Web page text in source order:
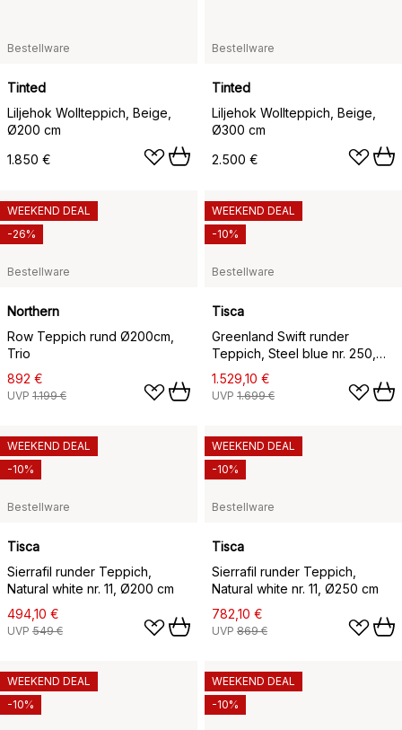
Bestellware
Tinted
Liljehok Wollteppich, Beige,
Ø200 cm
1.850 €
Bestellware
Tinted
Liljehok Wollteppich, Beige,
Ø300 cm
2.500 €
Bestellware
Northern
Row Teppich rund Ø200cm,
Trio
892 €
UVP 1.199 €
WEEKEND DEAL
-26%
Bestellware
Tisca
Greenland Swift runder
Teppich, Steel blue nr. 250,
Ø300 cm
1.529,10 €
UVP 1.699 €
WEEKEND DEAL
-10%
Bestellware
Tisca
Sierrafil runder Teppich,
Natural white nr. 11, Ø200 cm
494,10 €
UVP 549 €
WEEKEND DEAL
-10%
Bestellware
Tisca
Sierrafil runder Teppich,
Natural white nr. 11, Ø250 cm
782,10 €
UVP 869 €
WEEKEND DEAL
-10%
WEEKEND DEAL
-10%
WEEKEND DEAL
-10%